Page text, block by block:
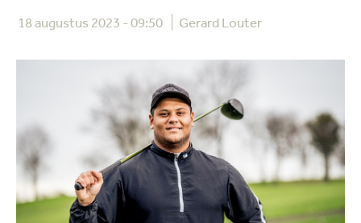
18 augustus 2023 - 09:50 Gerard Louter